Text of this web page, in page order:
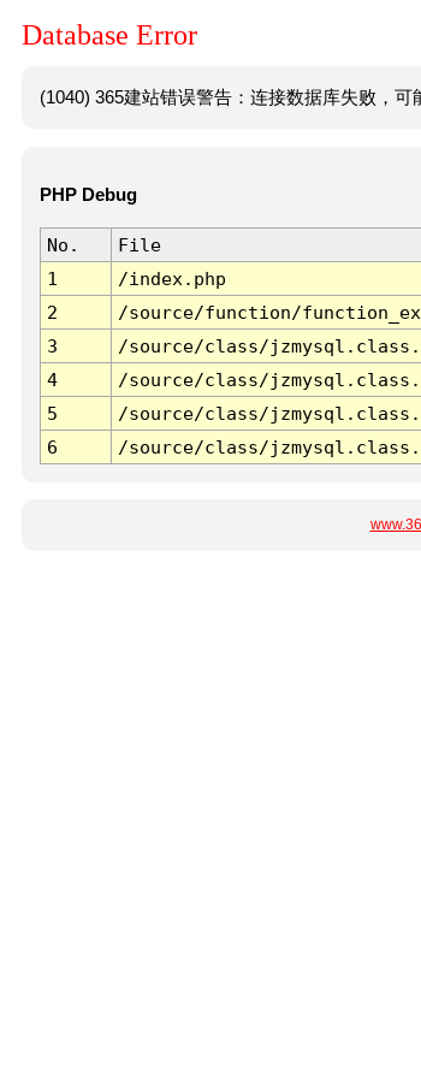
Database Error
(1040) 365建站错误警告：连接数据库失败，
PHP Debug
No. File
1
/index.php
2
/source/function/
3
/source/class/
4
/source/class/
5
/source/class/
6
/source/class/